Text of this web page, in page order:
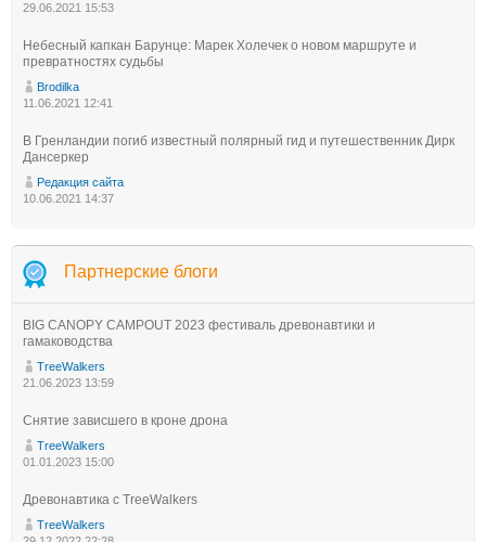
29.06.2021 15:53
Небесный капкан Барунце: Марек Холечек о новом маршруте и
превратностях судьбы
Brodilka
11.06.2021 12:41
В Гренландии погиб известный полярный гид и путешественник Дирк
Дансеркер
Редакция сайта
10.06.2021 14:37
Партнерские блоги
BIG CANOPY CAMPOUT 2023 фестиваль древонавтики и
гамаководства
TreeWalkers
21.06.2023 13:59
Снятие зависшего в кроне дрона
TreeWalkers
01.01.2023 15:00
Древонавтика с TreeWalkers
TreeWalkers